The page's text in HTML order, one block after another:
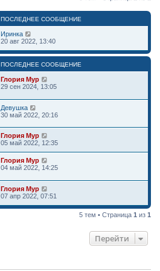
ПОСЛЕДНЕЕ СООБЩЕНИЕ
Иринка
20 авг 2022, 13:40
ПОСЛЕДНЕЕ СООБЩЕНИЕ
Глория Мур
29 сен 2024, 13:05
Девушка
30 май 2022, 20:16
Глория Мур
05 май 2022, 12:35
Глория Мур
04 май 2022, 14:25
Глория Мур
07 апр 2022, 07:51
5 тем • Страница 1 из 1
Перейти